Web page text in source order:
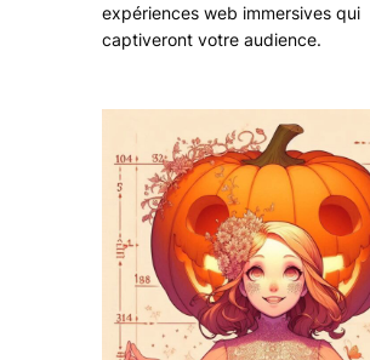
expériences web immersives qui
captiveront votre audience.